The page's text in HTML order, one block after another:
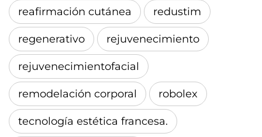
reafirmación cutánea redustim
regenerativo rejuvenecimiento
rejuvenecimientofacial
remodelación corporal robolex
tecnología estética francesa.